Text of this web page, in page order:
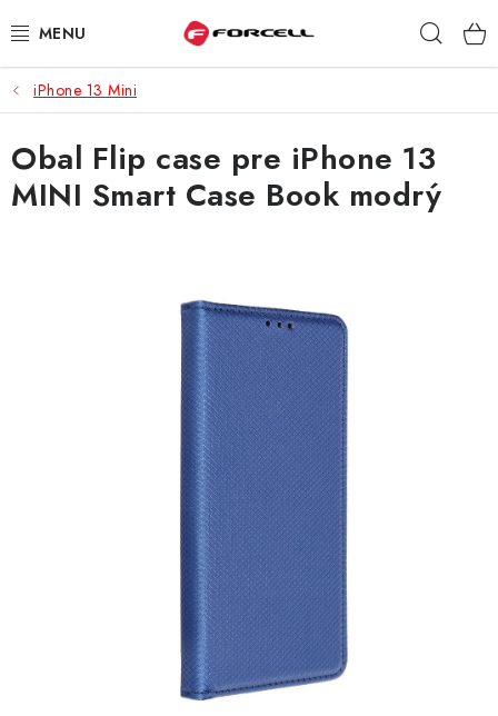
na
PUZDRÁ A OBALY
TVRDENÉ SKLÁ
DÁTOVÉ KÁBLE
BATÉRIE DO MOBILOV
NÁRAMKY NA HODINKY
SLÚCHADLÁ, REPRODUKTORY A MIKROFÓNY
EXKLUZÍVNE ZNAČKY
iPhone 13 Mini
Obal Flip case pre iPhone 13
MINI Smart Case Book modrý